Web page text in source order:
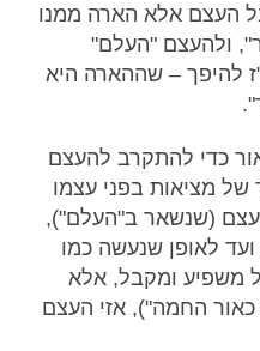
העצם אלא הארה ממנו
ולהעצם "העלם"
להיפך – שההארה היא
כדי להתקרב להעצם
של מציאות בפני עצמו
(שנשאר ב"העלם"),
לאופן שנעשה כמו
משפיע ומקבל, אלא
כאור החמה"), אזי העצם